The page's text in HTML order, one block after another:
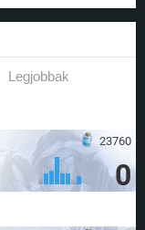
Legjobbak
23760
0